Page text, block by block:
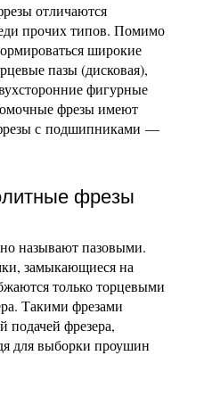
отличаются
прочих типов. Помимо
широкие
пазы (дисковая),
фигурные
фрезы имеют
с подшипниками —
фрезы
называют пазовыми.
замыкающиеся на
только торцевыми
Такими фрезами
подачей фрезера,
для выборки проушин